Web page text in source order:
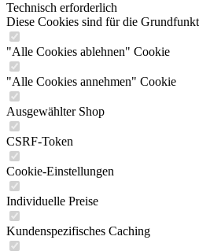
Technisch erforderlich
Diese Cookies sind für die
"Alle Cookies ablehnen" Cookie
"Alle Cookies annehmen" Cookie
Ausgewählter Shop
CSRF-Token
Cookie-Einstellungen
Individuelle Preise
Kundenspezifisches Caching